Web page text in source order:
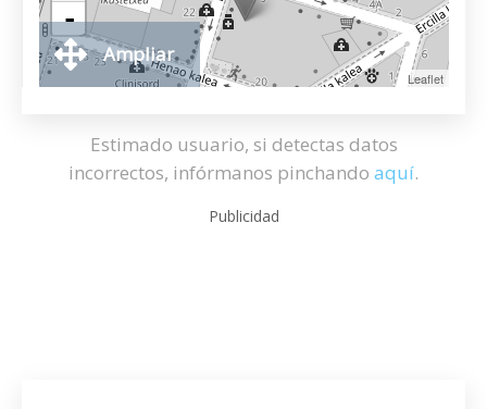
-
Leaflet
Ampliar
Estimado usuario, si detectas datos
incorrectos, infórmanos pinchando aquí.
Publicidad